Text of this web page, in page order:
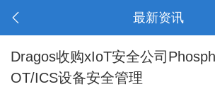
最新资讯
Dragos收购xIoT安全公司
OT/ICS设备安全管理